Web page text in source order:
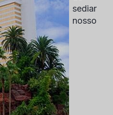
sediar
nosso